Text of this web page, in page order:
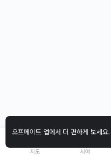
오프메이트 앱에서 더 편하게 보세요.
지도 시야